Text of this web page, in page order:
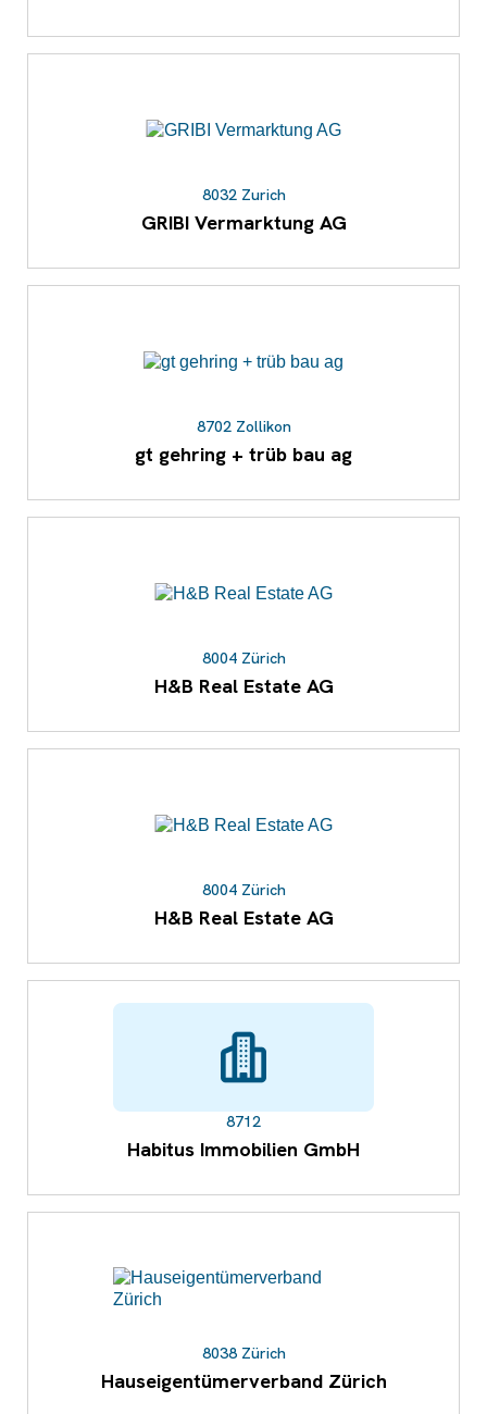
8032 Zurich
GRIBI Vermarktung AG
8702 Zollikon
gt gehring + trüb bau ag
8004 Zürich
H&B Real Estate AG
8004 Zürich
H&B Real Estate AG
8712
Habitus Immobilien GmbH
8038 Zürich
Hauseigentümerverband Zürich